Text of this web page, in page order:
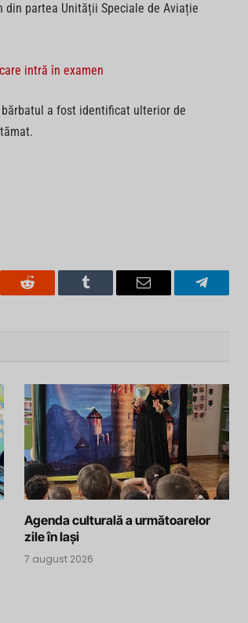
din partea Unității Speciale de Aviație
intră în examen
a fost identificat ulterior de
Reddit Tumblr Email
Agenda culturală a următoarelor
zile în Iași
7 august 2026